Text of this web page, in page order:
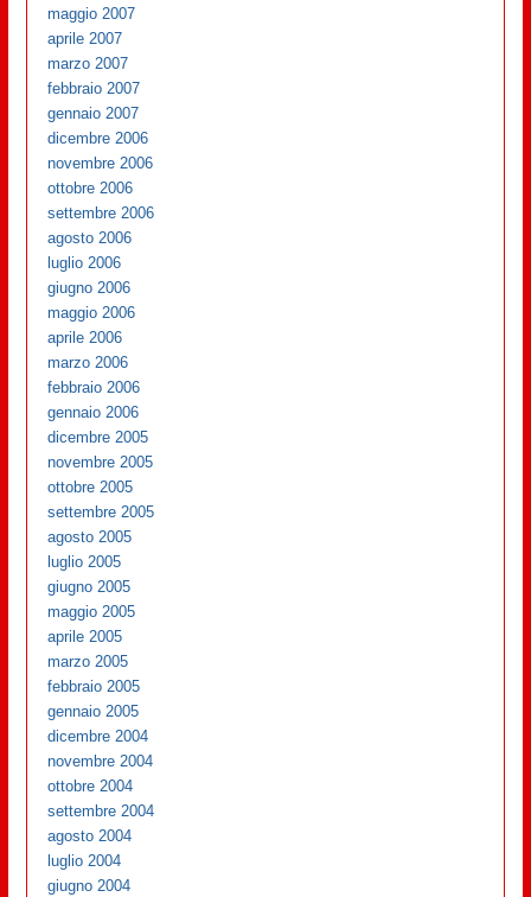
maggio 2007
aprile 2007
marzo 2007
febbraio 2007
gennaio 2007
dicembre 2006
novembre 2006
ottobre 2006
settembre 2006
agosto 2006
luglio 2006
giugno 2006
maggio 2006
aprile 2006
marzo 2006
febbraio 2006
gennaio 2006
dicembre 2005
novembre 2005
ottobre 2005
settembre 2005
agosto 2005
luglio 2005
giugno 2005
maggio 2005
aprile 2005
marzo 2005
febbraio 2005
gennaio 2005
dicembre 2004
novembre 2004
ottobre 2004
settembre 2004
agosto 2004
luglio 2004
giugno 2004